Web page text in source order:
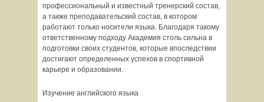
профессиональный и известный тренерский состав,
а также преподавательский состав, в котором
работают только носители языка. Благодаря такому
ответственному подходу Академия столь сильна в
подготовки своих студентов, которые впоследствии
достигают определенных успехов в спортивной
карьере и образовании.
Изучение английского языка